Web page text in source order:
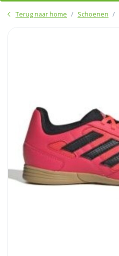
Terug naar home Schoenen